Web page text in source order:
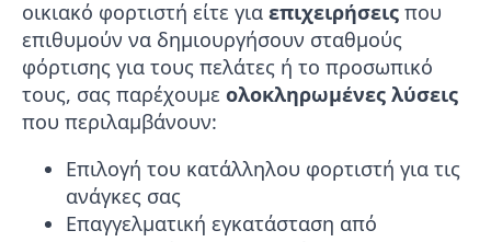
οικιακό φορτιστή είτε για επιχειρήσεις που
επιθυμούν να δημιουργήσουν σταθμούς
φόρτισης για τους πελάτες ή το προσωπικό
τους, σας παρέχουμε ολοκληρωμένες λύσεις
που περιλαμβάνουν:
Επιλογή του κατάλληλου φορτιστή για τις
ανάγκες σας
Επαγγελματική εγκατάσταση από